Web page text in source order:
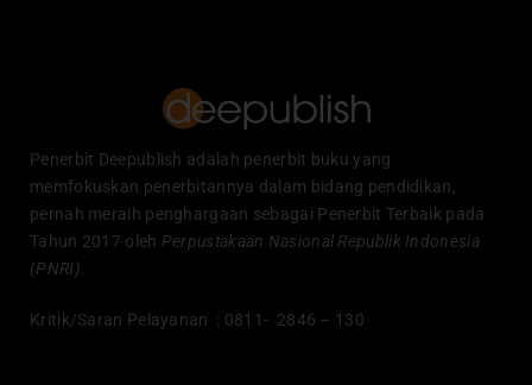
Penerbit Deepublish adalah penerbit buku yang
memfokuskan penerbitannya dalam bidang pendidikan,
pernah meraih penghargaan sebagai Penerbit Terbaik pada
Tahun 2017 oleh Perpustakaan Nasional Republik Indonesia
(PNRI).
Kritik/Saran Pelayanan : 0811- 2846 – 130